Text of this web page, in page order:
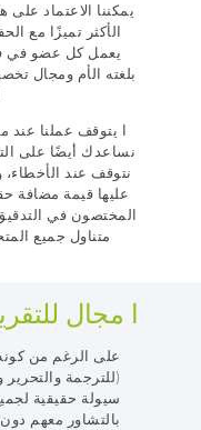
يمكننا الاعتماد
الأكثر تميزًا مع
يعمل كل عضو في
بلغته الأم ومجال
ا يتوقف عملنا عند
نساعدك أيضًا على
نتوقف عند
عليها قيمة مضافة
المختصون في
متناول جميع
ا مجال
(للترجمة
سيولة حقيقية
بالتشاور معهم